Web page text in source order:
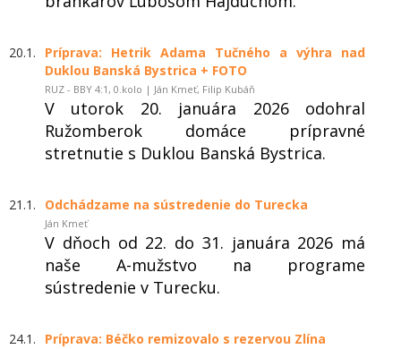
20.1.
Príprava: Hetrik Adama Tučného a výhra nad
Duklou Banská Bystrica + FOTO
RUZ - BBY 4:1, 0.kolo | Ján Kmeť, Filip Kubáň
V utorok 20. januára 2026 odohral
Ružomberok domáce prípravné
stretnutie s Duklou Banská Bystrica.
21.1. Odchádzame na sústredenie do Turecka
Ján Kmeť
V dňoch od 22. do 31. januára 2026 má
naše A-mužstvo na programe
sústredenie v Turecku.
24.1. Príprava: Béčko remizovalo s rezervou Zlína